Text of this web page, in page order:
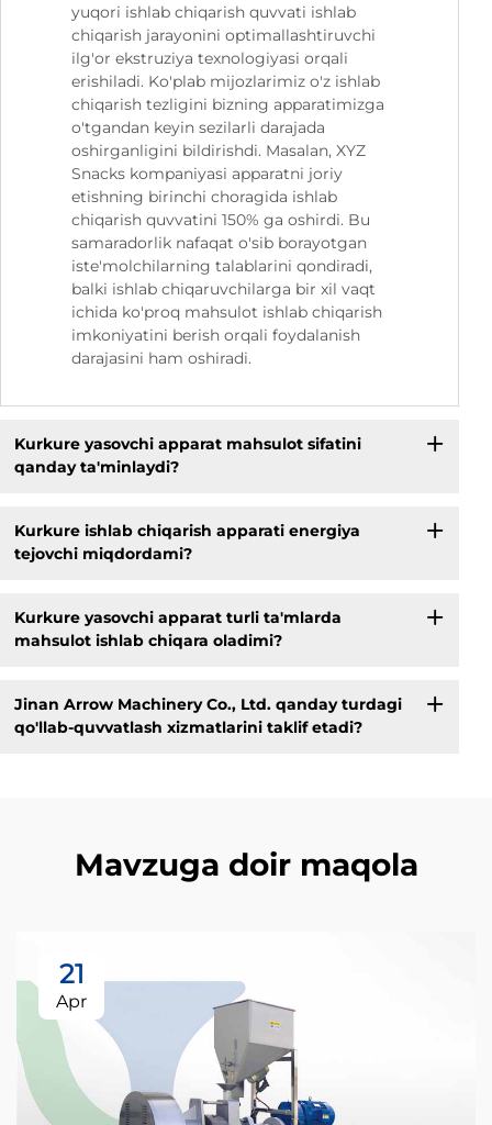
yuqori ishlab chiqarish quvvati ishlab
chiqarish jarayonini optimallashtiruvchi
ilg'or ekstruziya texnologiyasi orqali
erishiladi. Ko'plab mijozlarimiz o'z ishlab
chiqarish tezligini bizning apparatimizga
o'tgandan keyin sezilarli darajada
oshirganligini bildirishdi. Masalan, XYZ
Snacks kompaniyasi apparatni joriy
etishning birinchi choragida ishlab
chiqarish quvvatini 150% ga oshirdi. Bu
samaradorlik nafaqat o'sib borayotgan
iste'molchilarning talablarini qondiradi,
balki ishlab chiqaruvchilarga bir xil vaqt
ichida ko'proq mahsulot ishlab chiqarish
imkoniyatini berish orqali foydalanish
darajasini ham oshiradi.
Kurkure yasovchi apparat mahsulot sifatini
qanday ta'minlaydi?
Kurkure ishlab chiqarish apparati energiya
tejovchi miqdordami?
Kurkure yasovchi apparat turli ta'mlarda
mahsulot ishlab chiqara oladimi?
Jinan Arrow Machinery Co., Ltd. qanday turdagi
qo'llab-quvvatlash xizmatlarini taklif etadi?
Mavzuga doir maqola
21
Apr